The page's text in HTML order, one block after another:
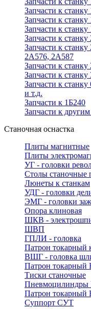
Запчасти к
Запчасти к
Запчасти к
Запчасти к
Запчасти к
2А576, 2А587
Запчасти к
Запчасти к
Запчасти к
и т.д.
Запчасти к 1Б240
Запчасти к
Станочная оснастка
Плиты магнитные
Плиты
УГ - головки
Столы станочные
Люнеты к станкам
УДГ - головки
ЭМГ - головки
Опора клиновая
ШКВ -
ШВП
ГПЛИ - головка
Патрон токарный
ВШГ - головка
Патрон токарный
Тиски станочные
Патрон
Суппорт СУТ